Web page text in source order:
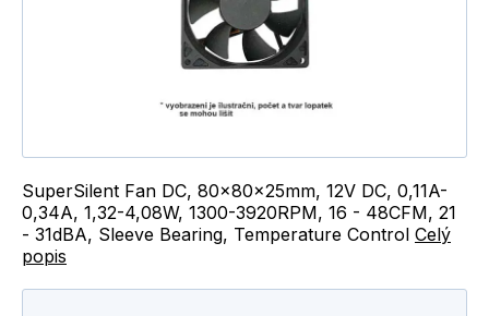
SuperSilent Fan DC, 80x80x25mm, 12V DC, 0,11A-
0,34A, 1,32-4,08W, 1300-3920RPM, 16 - 48CFM, 21
- 31dBA, Sleeve Bearing, Temperature Control Celý
popis